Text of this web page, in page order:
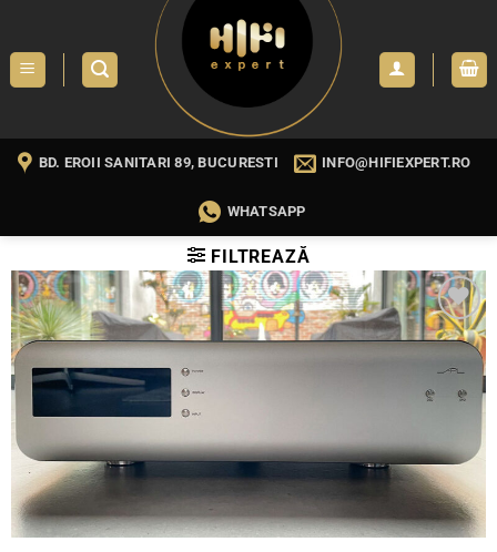
content
BD. EROII SANITARI 89, BUCURESTI INFO@HIFIEXPERT.RO
WHATSAPP
FILTREAZĂ
WISHLIST